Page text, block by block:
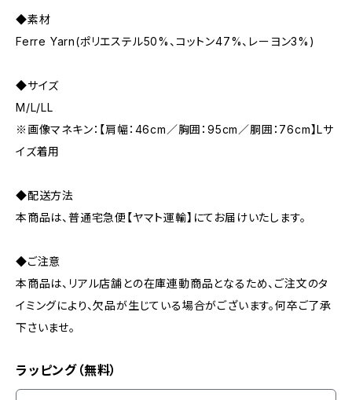
◆素材
Ferre Yarn(ポリエステル50%、コットン47%、レーヨン3%)
◆サイズ
M/L/LL
※画像マネキン：【肩幅：46cm／胸囲：95cm／胴囲：76cm】Lサ
イズ着用
◆配送方法
本商品は、普通宅急便【ヤマト運輸】にてお届けいたします。
◆ご注意
本商品は、リアル店舗との在庫連動商品となるため、ご注文のタ
イミングにより、欠品が生じている場合がございます。何卒ご了承
下さいませ。
ラッピング（無料）